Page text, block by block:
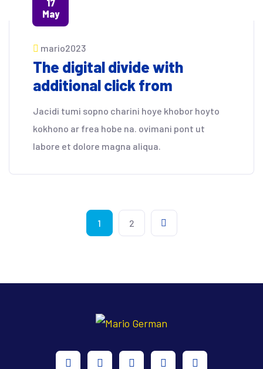
17
May
mario2023
The digital divide with
additional click from
Jacidi tumi sopno charini hoye khobor hoyto
kokhono ar frea hobe na. ovimani pont ut
labore et dolore magna aliqua.
1 2